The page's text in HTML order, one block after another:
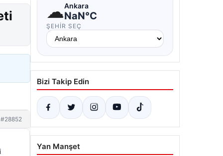
#28852
☁Ankara
NaN°C
ŞEHIR SEÇ
Bizi Takip Edin
Yan Manşet